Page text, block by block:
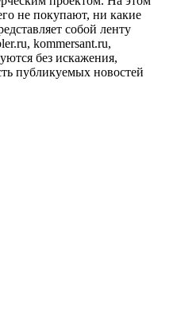
не покупают, ни какие
собой ленту
kommersant.ru,
без искажения,
публикуемых новостей